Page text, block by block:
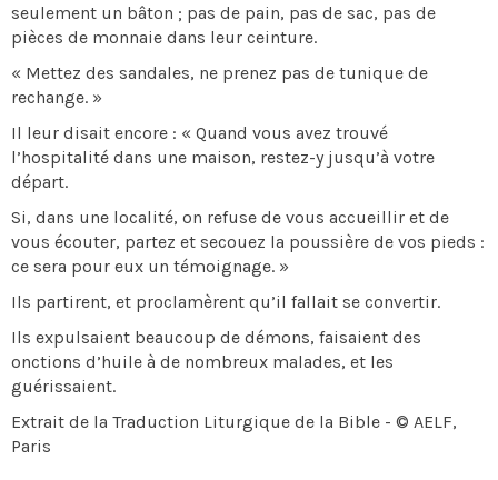
seulement un bâton ; pas de pain, pas de sac, pas de
pièces de monnaie dans leur ceinture.
« Mettez des sandales, ne prenez pas de tunique de
rechange. »
Il leur disait encore : « Quand vous avez trouvé
l’hospitalité dans une maison, restez-y jusqu’à votre
départ.
Si, dans une localité, on refuse de vous accueillir et de
vous écouter, partez et secouez la poussière de vos pieds :
ce sera pour eux un témoignage. »
Ils partirent, et proclamèrent qu’il fallait se convertir.
Ils expulsaient beaucoup de démons, faisaient des
onctions d’huile à de nombreux malades, et les
guérissaient.
Extrait de la Traduction Liturgique de la Bible - © AELF,
Paris